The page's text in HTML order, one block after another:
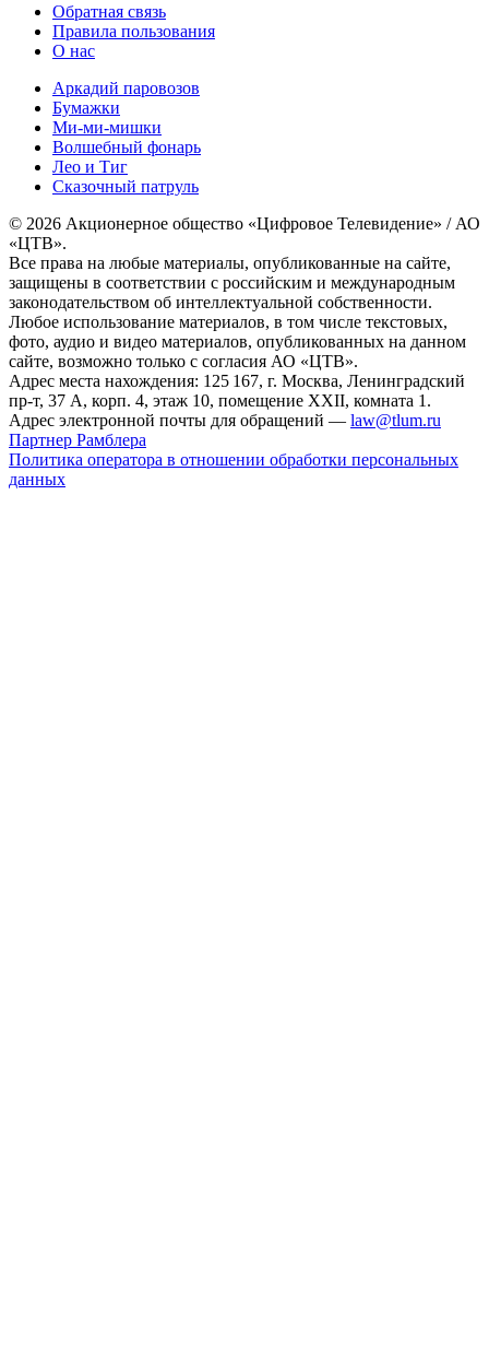
Обратная связь
Правила пользования
О нас
Аркадий паровозов
Бумажки
Ми-ми-мишки
Волшебный фонарь
Лео и Тиг
Сказочный патруль
© 2026 Акционерное общество «Цифровое Телевидение» / АО
«ЦТВ».
Все права на любые материалы, опубликованные на сайте,
защищены в соответствии с российским и международным
законодательством об интеллектуальной собственности.
Любое использование материалов, в том числе текстовых,
фото, аудио и видео материалов, опубликованных на данном
сайте, возможно только с согласия АО «ЦТВ».
Адрес места нахождения: 125 167, г. Москва, Ленинградский
пр-т, 37 А, корп. 4, этаж 10, помещение XXII, комната 1.
Адрес электронной почты для обращений — law@tlum.ru
Партнер Рамблера
Политика оператора в отношении обработки персональных
данных